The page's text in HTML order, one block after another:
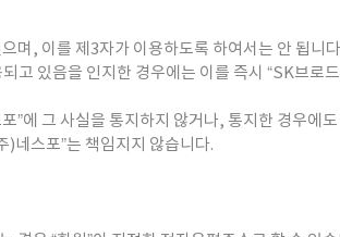
며, 이를 제3자가 이용하도록 하여서는 안 됩니
고 있음을 인지한 경우에는 이를 즉시 “SK브로
에 그 사실을 통지하지 않거나, 통지한 경우에
)네스포”는 책임지지 않습니다.